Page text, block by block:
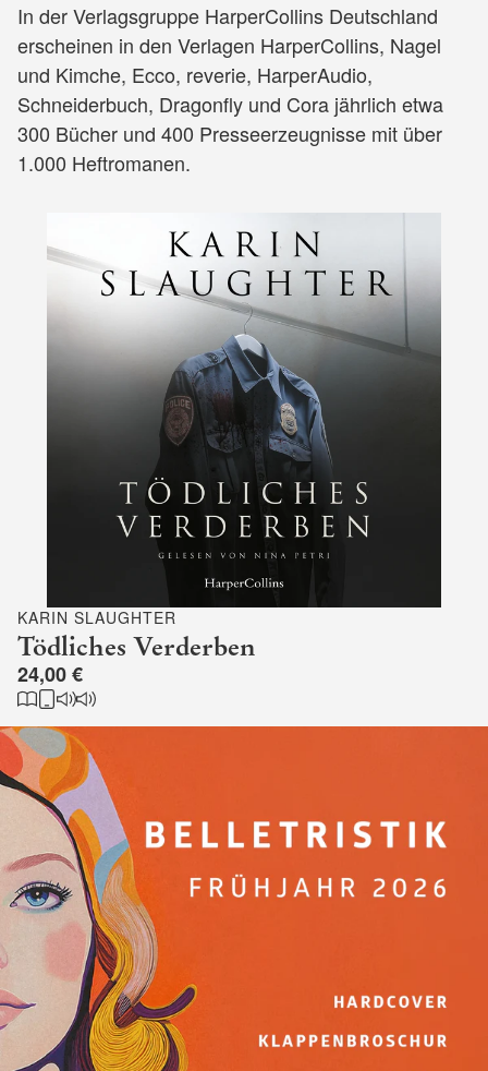
In der Verlagsgruppe HarperCollins Deutschland
erscheinen in den Verlagen HarperCollins, Nagel
und Kimche, Ecco, reverie, HarperAudio,
Schneiderbuch, Dragonfly und Cora jährlich etwa
300 Bücher und 400 Presseerzeugnisse mit über
1.000 Heftromanen.
KARIN SLAUGHTER
Tödliches Verderben
24,00 €